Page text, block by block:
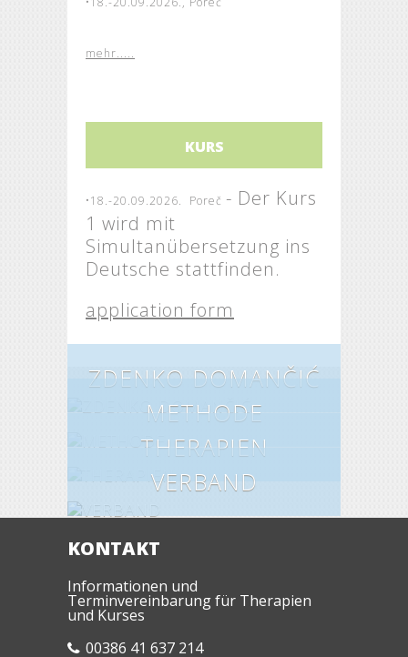
mehr.....
KURS
•18.-20.09.2026. Poreč - Der Kurs
1 wird mit
Simultanübersetzung ins
Deutsche stattfinden.
application form
ZDENKO DOMANČIĆ
METHODE
THERAPIEN
VERBAND
KONTAKT
Informationen und
Terminvereinbarung für Therapien
und Kurses
00386 41 637 214